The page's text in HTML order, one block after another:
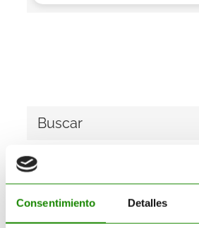
Consentimiento Detalles
Buscar
Buscar: